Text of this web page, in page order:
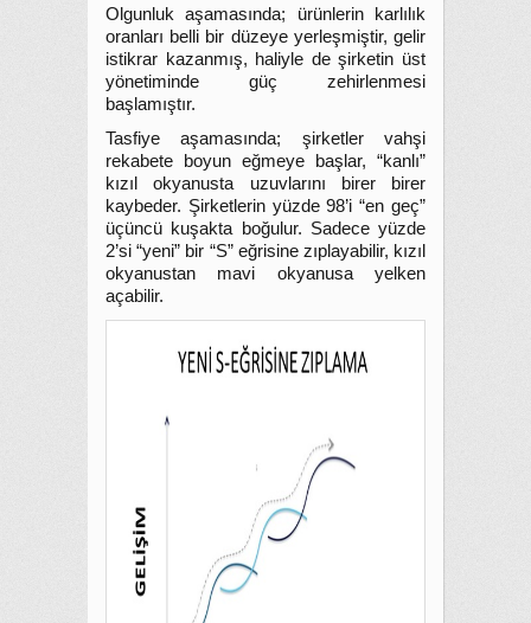
Olgunluk aşamasında; ürünlerin karlılık
oranları belli bir düzeye yerleşmiştir, gelir
istikrar kazanmış, haliyle de şirketin üst
yönetiminde güç zehirlenmesi
başlamıştır.
Tasfiye aşamasında; şirketler vahşi
rekabete boyun eğmeye başlar, “kanlı”
kızıl okyanusta uzuvlarını birer birer
kaybeder. Şirketlerin yüzde 98’i “en geç”
üçüncü kuşakta boğulur. Sadece yüzde
2’si “yeni” bir “S” eğrisine zıplayabilir, kızıl
okyanustan mavi okyanusa yelken
açabilir.